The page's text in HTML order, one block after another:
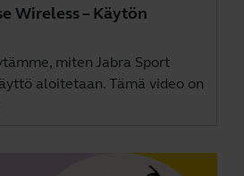
Wireless – Käytön
miten Jabra Sport
aloitetaan. Tämä video on